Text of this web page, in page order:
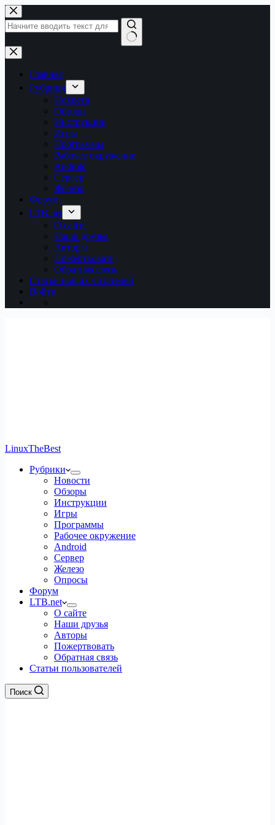
Перейти
к
сути
Ничего
не
найденоГлавная
Рубрики
Новости
Обзоры
Инструкции
Игры
Программы
Рабочее окружение
Android
Сервер
Железо
Форум
LTB.net
О сайте
Наши друзья
Авторы
Пожертвовать
Обратная связь
Статьи наших читателей
Войти
LinuxTheBest
Рубрики
Новости
Обзоры
Инструкции
Игры
Программы
Рабочее окружение
Android
Сервер
Железо
Опросы
Форум
LTB.net
О сайте
Наши друзья
Авторы
Пожертвовать
Обратная связь
Статьи пользователей
Поиск